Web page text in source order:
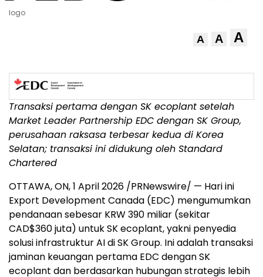
logo
A A A
Transaksi pertama dengan SK ecoplant setelah
Market Leader Partnership EDC dengan SK Group,
perusahaan raksasa terbesar kedua di Korea
Selatan; transaksi ini didukung oleh Standard
Chartered
OTTAWA, ON,1 April 2026 /PRNewswire/ — Hari ini
Export Development Canada (EDC) mengumumkan
pendanaan sebesar KRW 390 miliar (sekitar
CAD$360 juta) untuk SK ecoplant, yakni penyedia
solusi infrastruktur AI di SK Group. Ini adalah transaksi
jaminan keuangan pertama EDC dengan SK
ecoplant dan berdasarkan hubungan strategis lebih